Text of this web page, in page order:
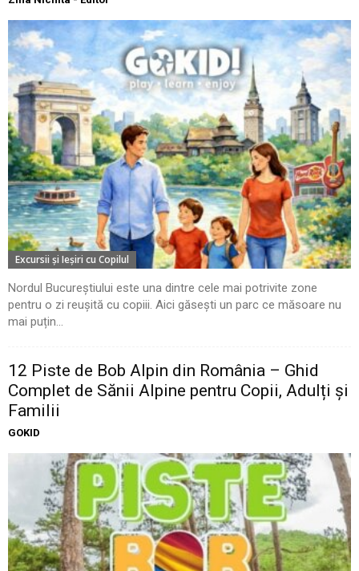
Excursii şi Ieşiri cu Copilul
Nordul Bucureștiului este una dintre cele mai potrivite zone
pentru o zi reușită cu copiii. Aici găsești un parc ce măsoare nu
mai puțin...
12 Piste de Bob Alpin din România – Ghid
Complet de Sănii Alpine pentru Copii, Adulți și
Familii
GOKID